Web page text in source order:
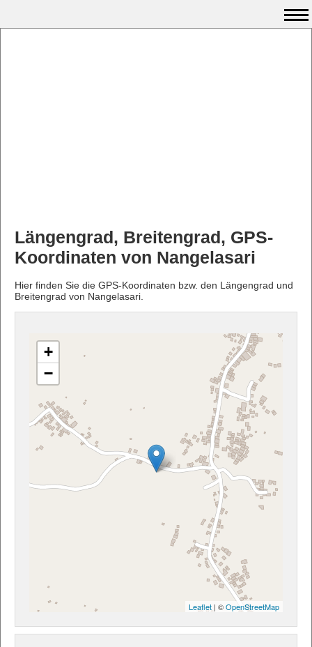
Längengrad, Breitengrad, GPS-
Koordinaten von Nangelasari
Hier finden Sie die GPS-Koordinaten bzw. den Längengrad und
Breitengrad von Nangelasari.
+
−
Leaflet | ©OpenStreetMap